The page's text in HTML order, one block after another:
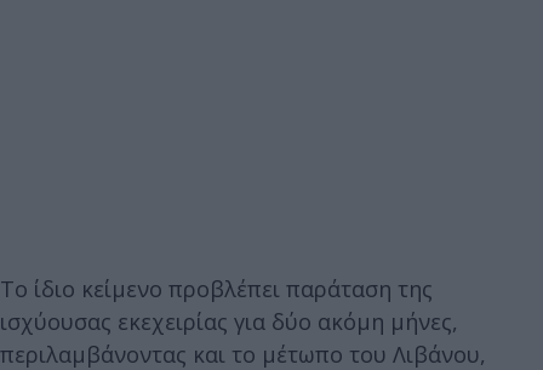
Το ίδιο κείμενο προβλέπει παράταση της
ισχύουσας εκεχειρίας για δύο ακόμη μήνες,
περιλαμβάνοντας και το μέτωπο του Λιβάνου,